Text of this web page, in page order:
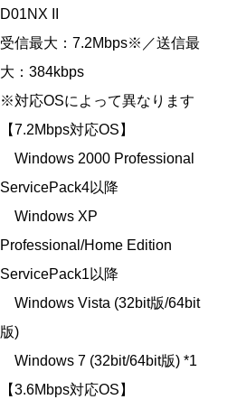
D01NX II
受信最大：7.2Mbps※／送信最
大：384kbps
※対応OSによって異なります
【7.2Mbps対応OS】
Windows 2000 Professional
ServicePack4以降
Windows XP
Professional/Home Edition
ServicePack1以降
Windows Vista (32bit版/64bit
版)
Windows 7 (32bit/64bit版) *1
【3.6Mbps対応OS】